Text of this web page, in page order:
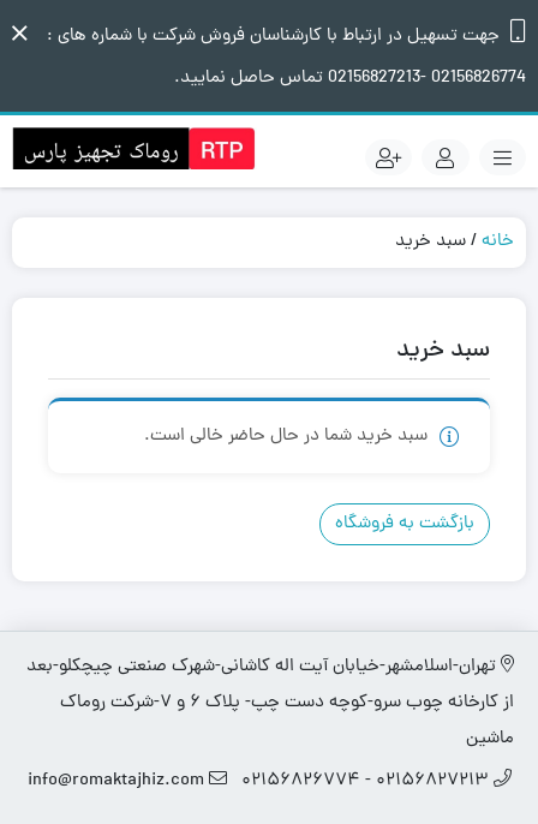
جهت تسهیل در ارتباط با کارشناسان فروش شرکت با شماره های :
02156826774 -02156827213 تماس حاصل نمایید.
خانه/ سبد خرید
سبد خرید
سبد خرید شما در حال حاضر خالی است.
بازگشت به فروشگاه
تهران-اسلامشهر-خیابان آیت اله کاشانی-شهرک صنعتی چیچکلو-بعد
از کارخانه چوب سرو-کوچه دست چپ- پلاک 6 و 7-شرکت روماک
ماشین
02156827213 - 02156826774
info@romaktajhiz.com